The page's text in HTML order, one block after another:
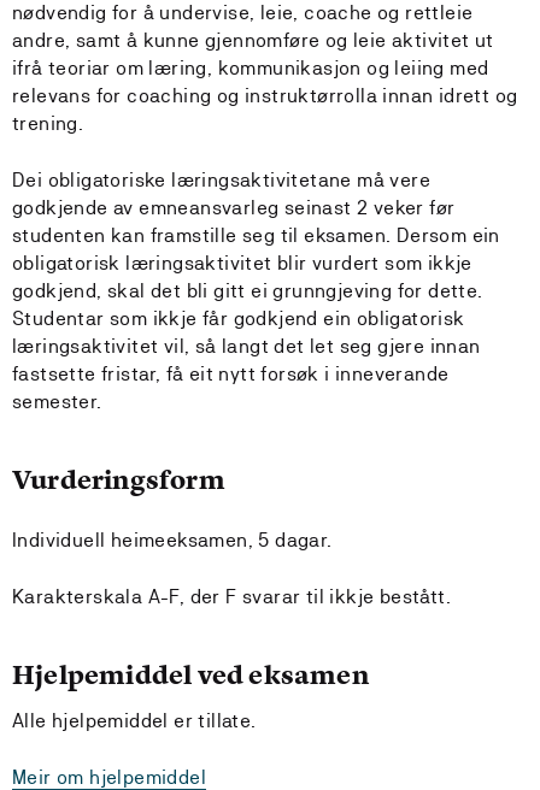
nødvendig for å undervise, leie, coache og rettleie
andre, samt å kunne gjennomføre og leie aktivitet ut
ifrå teoriar om læring, kommunikasjon og leiing med
relevans for coaching og instruktørrolla innan idrett og
trening.
Dei obligatoriske læringsaktivitetane må vere
godkjende av emneansvarleg seinast 2 veker før
studenten kan framstille seg til eksamen. Dersom ein
obligatorisk læringsaktivitet blir vurdert som ikkje
godkjend, skal det bli gitt ei grunngjeving for dette.
Studentar som ikkje får godkjend ein obligatorisk
læringsaktivitet vil, så langt det let seg gjere innan
fastsette fristar, få eit nytt forsøk i inneverande
semester.
Vurderingsform
Individuell heimeeksamen, 5 dagar.
Karakterskala A-F, der F svarar til ikkje bestått.
Hjelpemiddel ved eksamen
Alle hjelpemiddel er tillate.
Meir om hjelpemiddel